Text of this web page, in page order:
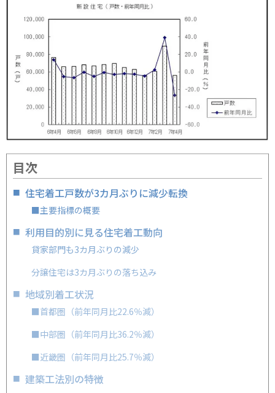
目次
住宅着工戸数が3カ月ぶりに減少転換
■主要指標の概要
利用目的別に見る住宅着工動向
貸家部門も3カ月ぶりの減少
分譲住宅は3カ月ぶりの落ち込み
地域別着工状況
■首都圏（前年同月比22.6％減）
■中部圏（前年同月比36.2％減）
■近畿圏（前年同月比25.7％減）
建築工法別の特徴